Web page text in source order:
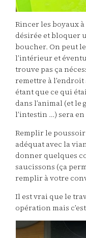
Rincer les boyaux
désirée et bloquer
boucher. On peut
l’intérieur et
trouve pas ça
remettre à
étant que ce qui
dans l’animal (et
l’intestin …) sera
Remplir le poussoir
adéquat avec la
donner quelques
saucissons (ça
remplir à votre
Il est vrai que le
opération mais